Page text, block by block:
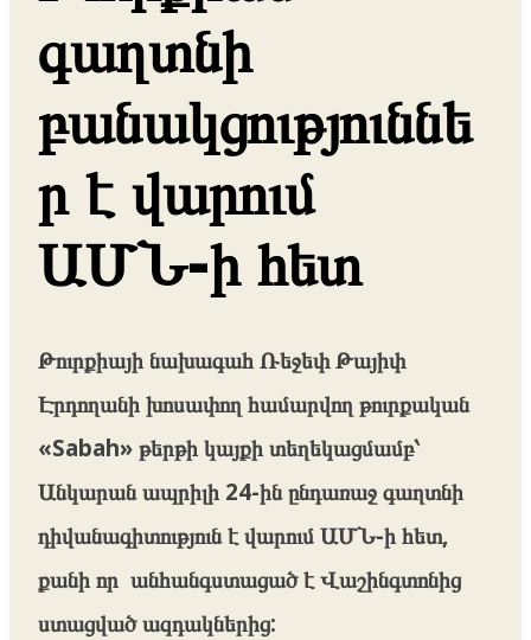
գաղտնի
բանակցություննե
ր է վարում
ԱՄՆ-ի հետ
Թուրքիայի նախագահ Ռեջեփ Թայիփ
Էրդողանի խոսափող համարվող թուրքական
«Sabah» թերթի կայքի տեղեկացմամբ՝
Անկարան ապրիլի 24-ին ընդառաջ գաղտնի
դիվանագիտություն է վարում ԱՄՆ-ի հետ,
քանի որ անհանգստացած է Վաշինգտոնից
ստացված ազդակներից: